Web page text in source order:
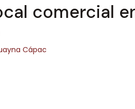
comercial
Cápac